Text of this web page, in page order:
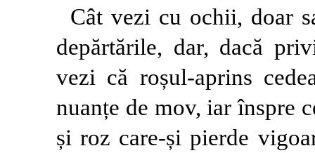
Cât vezi cu ochii, doar
depărtările, dar, dacă
vezi că roșul-aprins
nuanțe de mov, iar înspre
și roz care-și pierde